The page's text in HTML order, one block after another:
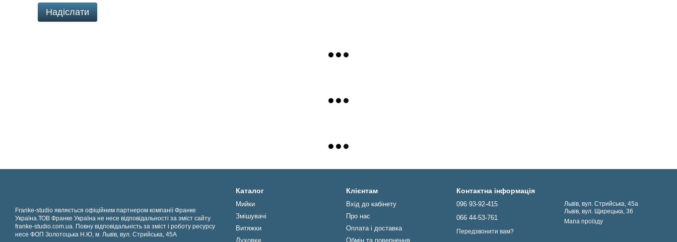
Надіслати
Franke-studio являється офіційним партнером компанії Франке
Україна.ТОВ Франке Україна не несе відповідальності за зміст сайту
franke-studio.com.ua. Повну відповідальність за зміст і роботу ресурсу
несе ФОП Золотоцька Н.Ю, м. Львів, вул. Стрийська, 45А
Каталог
Мийки
Змішувачі
Витяжки
Духовки
Клієнтам
Вхід до кабінету
Про нас
Оплата і доставка
Обмін та повернення
Контактна інформація
096 93-92-415
066 44-53-761
Передзвонити вам?
Львів, вул. Стрийська, 45а
Львів, вул. Щирецька, 36
Мапа проїзду